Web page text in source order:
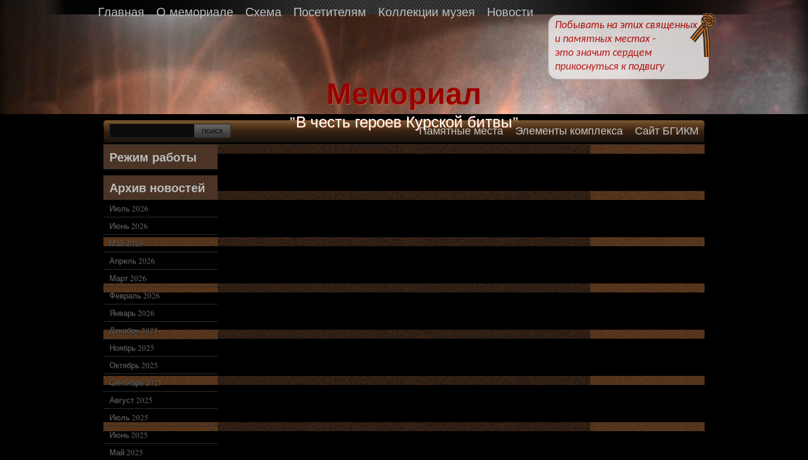
Главная О мемориале Схема Посетителям Коллекции музея Новости
Побывать на этих священных
и памятных местах -
это значит сердцем
прикоснуться к подвигу
Мемориал
"В честь героев Курской битвы"
Памятные места Элементы комплекса Сайт БГИКМ
Режим работы
Архив новостей
Июль 2026
Июнь 2026
Май 2026
Апрель 2026
Март 2026
Февраль 2026
Январь 2026
Декабрь 2025
Ноябрь 2025
Октябрь 2025
Сентябрь 2025
Август 2025
Июль 2025
Июнь 2025
Май 2025